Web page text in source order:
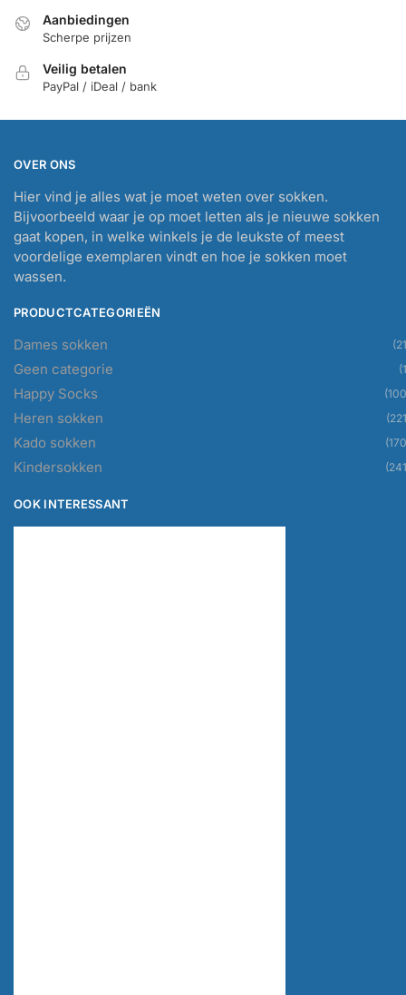
Aanbiedingen
Scherpe prijzen
Veilig betalen
PayPal / iDeal / bank
OVER ONS
Hier vind je alles wat je moet weten over sokken.
Bijvoorbeeld waar je op moet letten als je nieuwe sokken
gaat kopen, in welke winkels je de leukste of meest
voordelige exemplaren vindt en hoe je sokken moet
wassen.
PRODUCTCATEGORIEËN
Dames sokken
Geen categorie
Happy Socks
Heren sokken
Kado sokken
Kindersokken
OOK INTERESSANT